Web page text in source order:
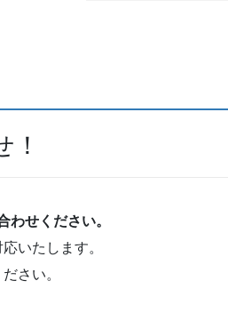
わせください。
いたします。
さい。